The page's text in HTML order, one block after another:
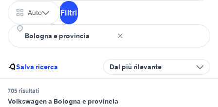
Auto Filtri
Salva ricerca Dal più rilevante
705 risultati
Volkswagen a Bologna e provincia